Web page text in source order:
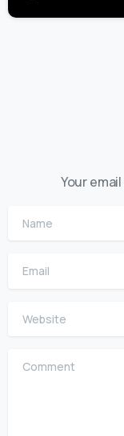
Your
Name
Email
Website
Comment